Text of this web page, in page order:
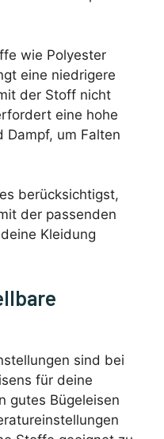
wie Polyester
eine niedrigere
der Stoff nicht
eine hohe
Dampf, um Falten
berücksichtigst,
der passenden
Kleidung
sind bei
für deine
gutes Bügeleisen